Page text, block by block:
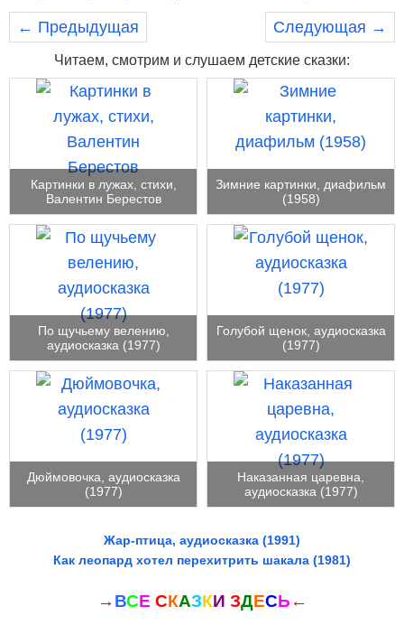
← Предыдущая Следующая →
Читаем, смотрим и слушаем детские сказки:
Картинки в лужах, стихи,
Валентин Берестов
Зимние картинки, диафильм
(1958)
По щучьему велению,
аудиосказка (1977)
Голубой щенок, аудиосказка
(1977)
Дюймовочка, аудиосказка
(1977)
Наказанная царевна,
аудиосказка (1977)
Жар-птица, аудиосказка (1991)
Как леопард хотел перехитрить шакала (1981)
→ ВСЕ СКАЗКИ ЗДЕСЬ ←